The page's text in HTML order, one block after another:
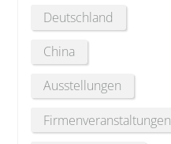
Deutschland
China
Ausstellungen
Firmenveranstaltungen